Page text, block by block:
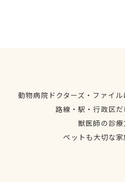
動物病院ドクターズ・ファイ
路線・駅・行政区
獣医師の診
ペットも大切な